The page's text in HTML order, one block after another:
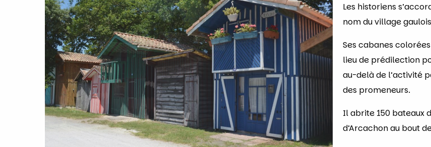
Les historiens
nom du village
Ses cabanes
lieu de prédilection
au-delà de l’activité
des promeneurs.
Il abrite 150 bateaux
d’Arcachon au bout